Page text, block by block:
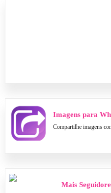
Imagens para
Compartilhe imagens
Mais